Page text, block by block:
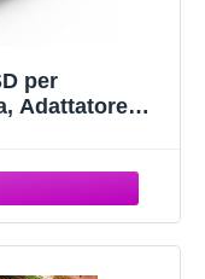
per
Adattatore
iPhone Lettore